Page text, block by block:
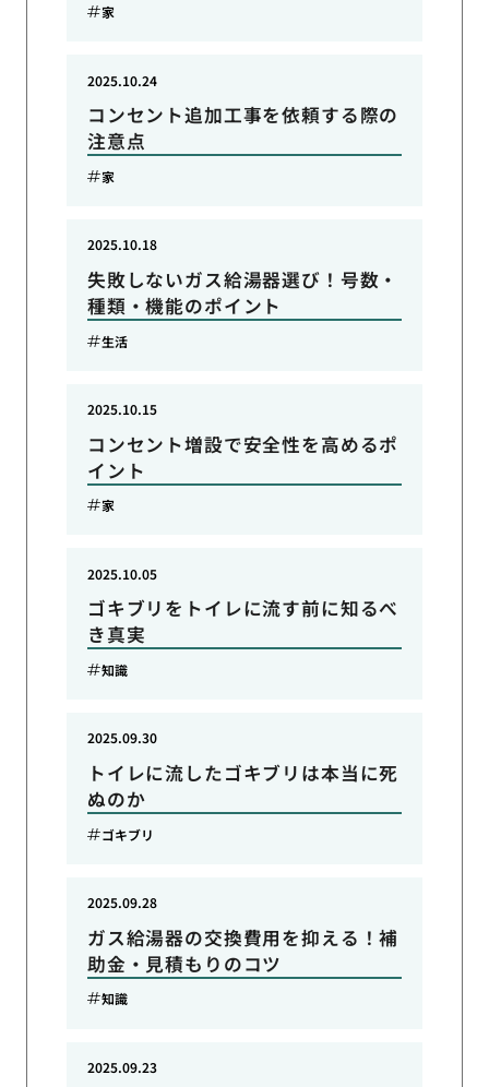
家
コンセント追加工事を依頼する際の
注意点
2025.10.24
家
失敗しないガス給湯器選び！号数・
種類・機能のポイント
2025.10.18
生活
コンセント増設で安全性を高めるポ
イント
2025.10.15
家
ゴキブリをトイレに流す前に知るべ
き真実
2025.10.05
知識
トイレに流したゴキブリは本当に死
ぬのか
2025.09.30
ゴキブリ
ガス給湯器の交換費用を抑える！補
助金・見積もりのコツ
2025.09.28
知識
2025.09.23